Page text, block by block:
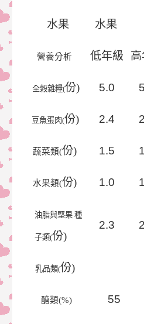
水果 水果
營養分析 低年級 高
全穀雜糧(份) 5.0 5
豆魚蛋肉(份) 2.4 2
蔬菜類(份) 1.5 1
水果類(份) 1.0 1
油脂與堅果 種
子類(份)
2.3 2
乳品類(份)
醣類(%) 55